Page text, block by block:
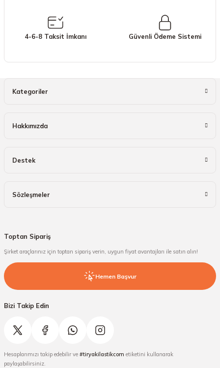
Bu ürüne benzer farklı alternatifler olmalı.
4-6-8 Taksit İmkanı Güvenli Ödeme Sistemi
Kategoriler
Hakkımızda
Destek
Sözleşmeler
Toptan Sipariş
Şirket araçlarınız için toptan sipariş verin, uygun fiyat avantajları ile satın alın!
Hemen Başvur
Bizi Takip Edin
Hesaplarımızı takip edebilir ve #tiryakilastikcom etiketini kullanarak
paylaşabilirsiniz.